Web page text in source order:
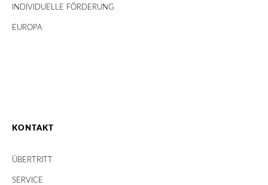
INDIVIDUELLE FÖRDERUNG
EUROPA
KONTAKT
ÜBERTRITT
SERVICE